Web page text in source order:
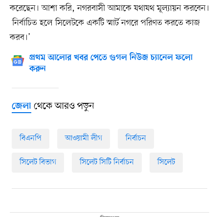
করেছেন। আশা করি, নগরবাসী আমাকে যথাযথ মূল্যায়ন করবেন।
নির্বাচিত হলে সিলেটকে একটি স্মার্ট নগরে পরিণত করতে কাজ
করব।’
প্রথম আলোর খবর পেতে গুগল নিউজ চ্যানেল ফলো
করুন
জেলাথেকে আরও পড়ুন
বিএনপি আওয়ামী লীগ নির্বাচন
সিলেট বিভাগ সিলেট সিটি নির্বাচন সিলেট